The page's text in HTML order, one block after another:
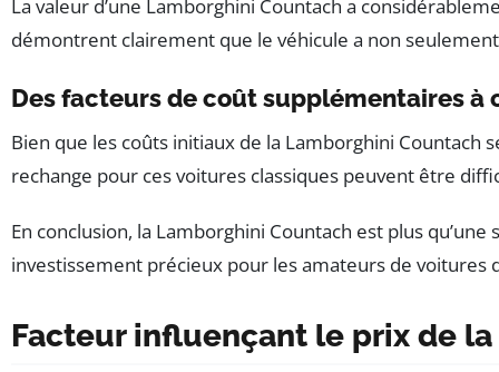
La valeur d’une Lamborghini Countach a
démontrent clairement que le véhicule a non
Des facteurs de coût supplémentaires à
Bien que les coûts initiaux de la Lamborghini Countach
rechange pour ces voitures classiques peuvent être
En conclusion, la Lamborghini Countach est plus
investissement précieux pour les amateurs de voitures
Facteur influençant le prix de